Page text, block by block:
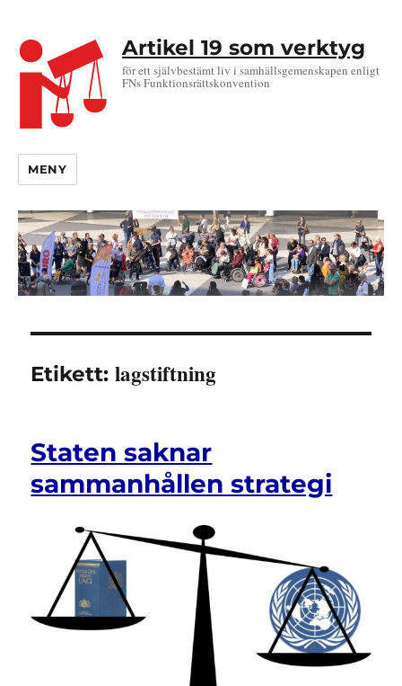
Artikel 19 som verktyg
för ett självbestämt liv i samhällsgemenskapen enligt
FNs Funktionsrättskonvention
MENY
Etikett:lagstiftning
Staten saknar
sammanhållen strategi